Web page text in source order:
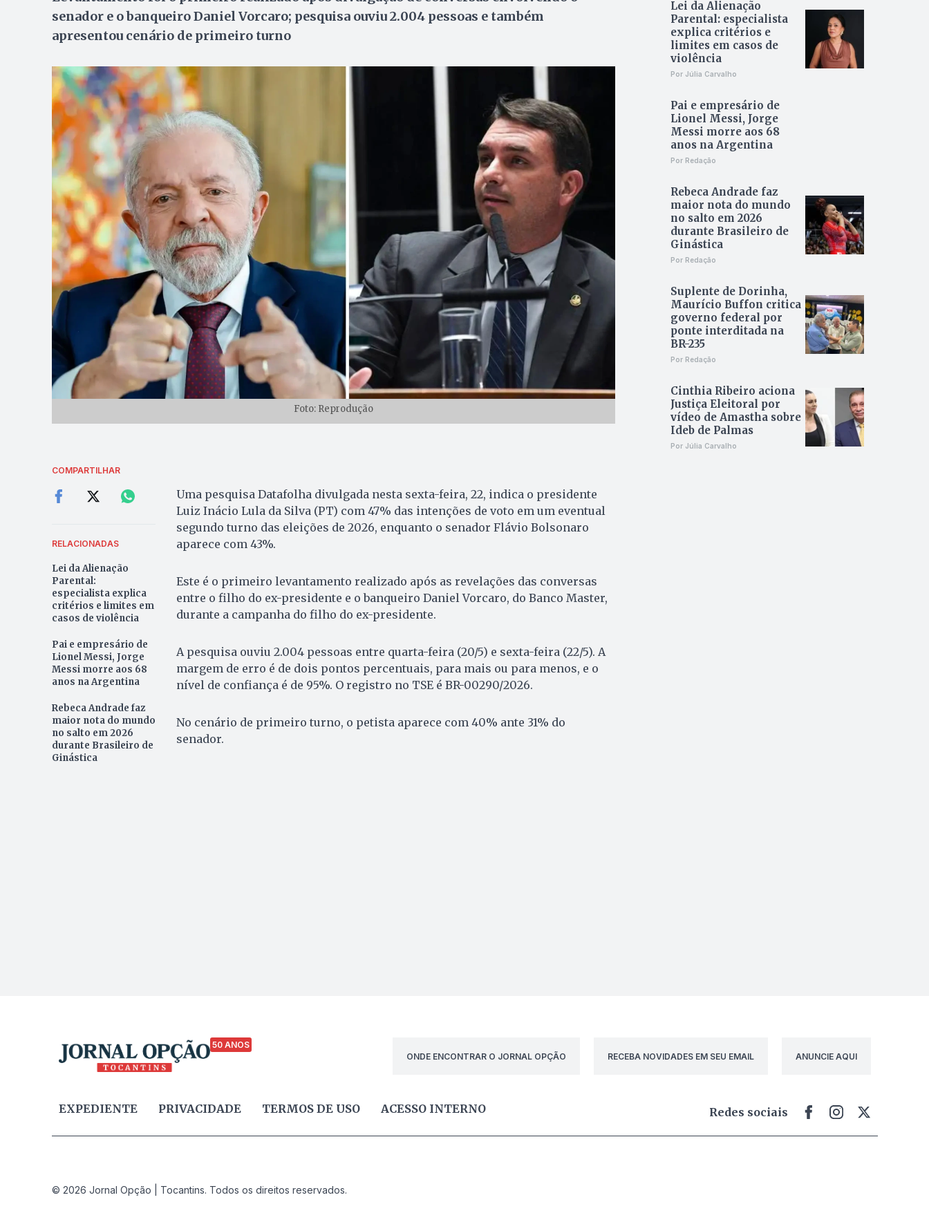
senador e o banqueiro Daniel Vorcaro; pesquisa ouviu 2.004 pessoas e também
apresentou cenário de primeiro turno
Foto: Reprodução
COMPARTILHAR
RELACIONADAS
Lei da Alienação
Parental:
especialista explica
critérios e limites em
casos de violência
Pai e empresário de
Lionel Messi, Jorge
Messi morre aos 68
anos na Argentina
Rebeca Andrade faz
maior nota do mundo
no salto em 2026
durante Brasileiro de
Ginástica
Uma pesquisa Datafolha divulgada nesta sexta-feira, 22, indica o presidente
Luiz Inácio Lula da Silva (PT) com 47% das intenções de voto em um eventual
segundo turno das eleições de 2026, enquanto o senador Flávio Bolsonaro
aparece com 43%.
Este é o primeiro levantamento realizado após as revelações das conversas
entre o filho do ex-presidente e o banqueiro Daniel Vorcaro, do Banco Master,
durante a campanha do filho do ex-presidente.
A pesquisa ouviu 2.004 pessoas entre quarta-feira (20/5) e sexta-feira (22/5). A
margem de erro é de dois pontos percentuais, para mais ou para menos, e o
nível de confiança é de 95%. O registro no TSE é BR-00290/2026.
No cenário de primeiro turno, o petista aparece com 40% ante 31% do
senador.
Lei da Alienação
Parental: especialista
explica critérios e
limites em casos de
violência
Por Júlia Carvalho
Pai e empresário de
Lionel Messi, Jorge
Messi morre aos 68
anos na Argentina
Por Redação
Rebeca Andrade faz
maior nota do mundo
no salto em 2026
durante Brasileiro de
Ginástica
Por Redação
Suplente de Dorinha,
Maurício Buffon critica
governo federal por
ponte interditada na
BR-235
Por Redação
Cinthia Ribeiro aciona
Justiça Eleitoral por
vídeo de Amastha sobre
Ideb de Palmas
Por Júlia Carvalho
50 ANOS
ONDE ENCONTRAR O JORNAL OPÇÃO
RECEBA NOVIDADES EM SEU EMAIL ANUNCIE AQUI
EXPEDIENTE PRIVACIDADE TERMOS DE USO ACESSO INTERNO Redes sociais
© 2026 Jornal Opção | Tocantins. Todos os direitos reservados.